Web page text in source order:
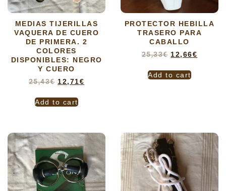
MEDIAS TIJERILLAS
VAQUERA DE CUERO
DE PRIMERA. 2
COLORES
DISPONIBLES: NEGRO
Y CUERO
25,43€ 12,71€
Add to cart
PROTECTOR HEBILLA
TRASERO PARA
CABALLO
25,33€ 12,66€
Add to cart